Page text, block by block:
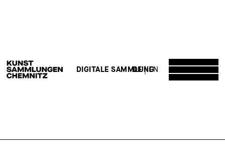
DE EN
DIGITALE SAMMLUNG